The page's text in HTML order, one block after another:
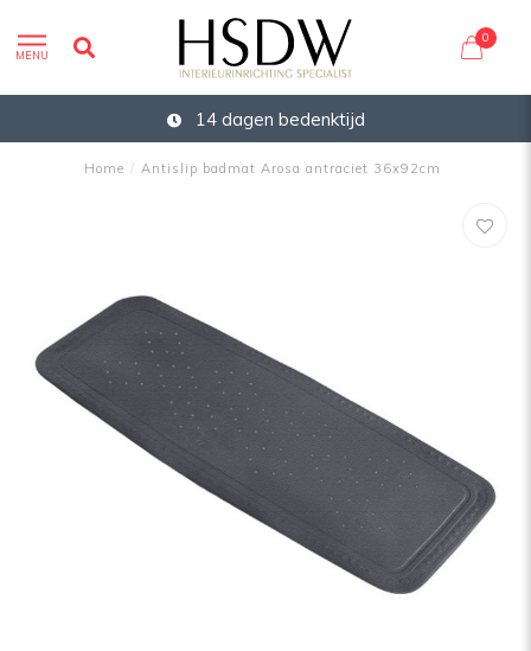
MENU
0
14 dagen bedenktijd
Home / Antislip badmat Arosa antraciet 36x92cm